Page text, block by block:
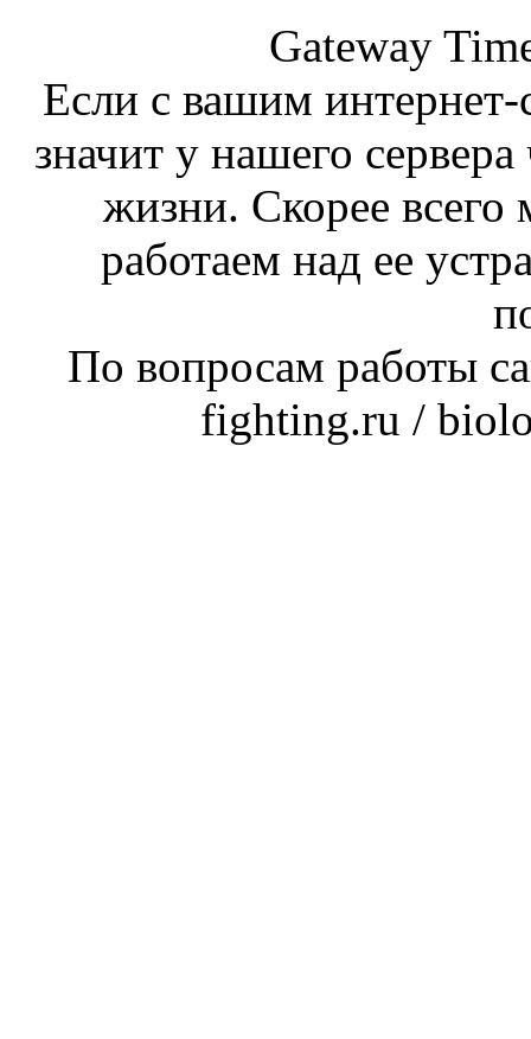
Gateway
Если с вашим интернет-
значит у нашего
жизни. Скорее
работаем над ее
По вопросам работы
fighting.ru /